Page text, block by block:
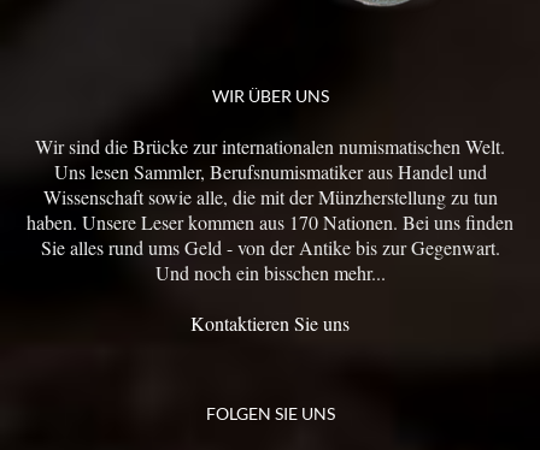
WIR ÜBER UNS
Wir sind die Brücke zur internationalen numismatischen Welt.
Uns lesen Sammler, Berufsnumismatiker aus Handel und
Wissenschaft sowie alle, die mit der Münzherstellung zu tun
haben. Unsere Leser kommen aus 170 Nationen. Bei uns finden
Sie alles rund ums Geld - von der Antike bis zur Gegenwart.
Und noch ein bisschen mehr...
Kontaktieren Sie uns
FOLGEN SIE UNS